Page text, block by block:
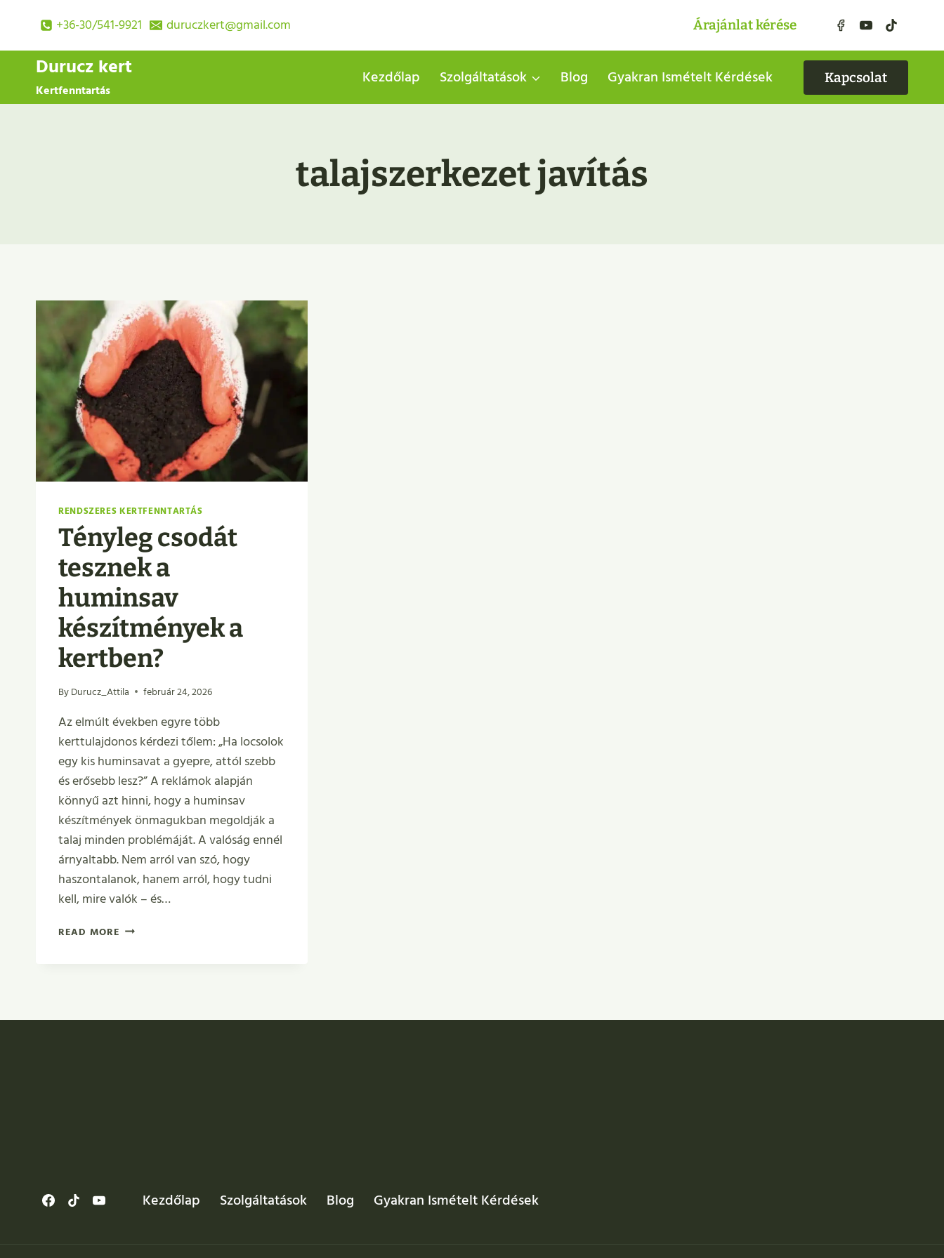
content
+36-30/541-9921 duruczkert@gmail.com Árajánlat kérése
Durucz kert
Kertfenntartás
Kezdőlap Szolgáltatások Blog Gyakran Ismételt Kérdések Kapcsolat
talajszerkezet javítás
RENDSZERES KERTFENNTARTÁS
Tényleg csodát
tesznek a
huminsav
készítmények a
kertben?
ByDurucz_Attila február 24, 2026
Az elmúlt években egyre több
kerttulajdonos kérdezi tőlem: „Ha locsolok
egy kis huminsavat a gyepre, attól szebb
és erősebb lesz?” A reklámok alapján
könnyű azt hinni, hogy a huminsav
készítmények önmagukban megoldják a
talaj minden problémáját. A valóság ennél
árnyaltabb. Nem arról van szó, hogy
haszontalanok, hanem arról, hogy tudni
kell, mire valók – és…
READ MORE TÉNYLEG
Kezdőlap Szolgáltatások Blog Gyakran Ismételt Kérdések